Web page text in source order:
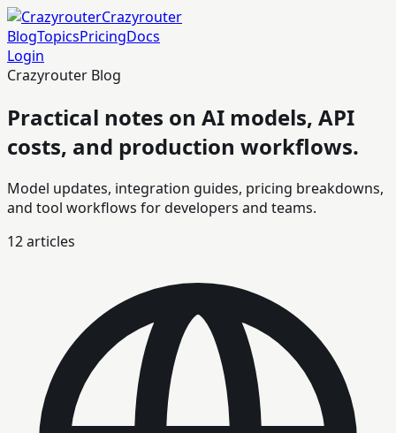
Crazyrouter
BlogTopicsPricingDocs
Login
Crazyrouter Blog
Practical notes on AI models, API
costs, and production workflows.
Model updates, integration guides, pricing breakdowns,
and tool workflows for developers and teams.
12articles